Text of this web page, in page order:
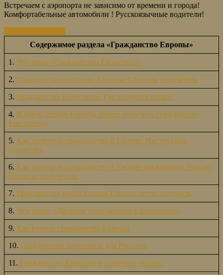
Встречаем с аэропорта не зависимо от времени и города!
Комфортабельные автомобили ! Русскоязычные водители!
Содержимое раздела «Гражданство Европы»
1. Что такое «Гражданство Евросоюза»
2. Гражданство в странах Европы. Способы получения.
3. Гражданство Евросоюза. Где получить проще.
4. В какой стране Европы проще получить гражданство
Россиянину
5. Как получить гражданство в Европе. Инструкция
пошагово.
6. Как получить гражданство в Европе гражданину России.
Нюансы получения.
7. Гражданство какой страны Европы легче получить
8. Что такое: «Двойное гражданство в Евросоюзе»
9. Как купить гражданство Европы
10. Гражданство Евросоюза для Россиян.
11. Гражданство Евросоюза получить быстро